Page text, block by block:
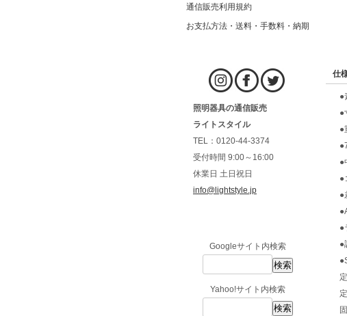
通信販売利用規約
お支払方法・送料・手数料・納期
照明器具の通信販売
ライトスタイル
TEL：0120-44-3374
受付時間 9:00～16:00
休業日 土日祝日
info@lightstyle.jp
Googleサイト内検索
Yahoo!サイト内検索
仕
●
●
●
●
●
●
●
●